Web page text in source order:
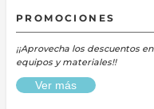
PROMOCIONES
¡¡Aprovecha los descuentos en
equipos y materiales!!
Ver más